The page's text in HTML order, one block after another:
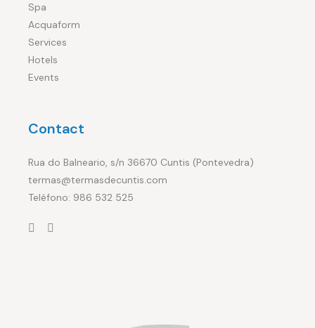
Spa
Acquaform
Services
Hotels
Events
Contact
Rua do Balneario, s/n 36670 Cuntis (Pontevedra)
termas@termasdecuntis.com
Teléfono: 986 532 525